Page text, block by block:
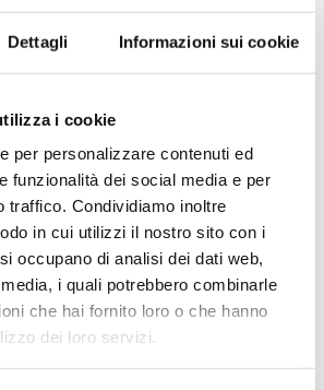
Dettagli Informazioni sui cookie
i cookie
per personalizzare contenuti ed
funzionalità dei social media e per
traffico. Condividiamo inoltre
in cui utilizzi il nostro sito con i
occupano di analisi dei dati web,
i quali potrebbero combinarle
che hai fornito loro o che hanno
dei loro servizi.